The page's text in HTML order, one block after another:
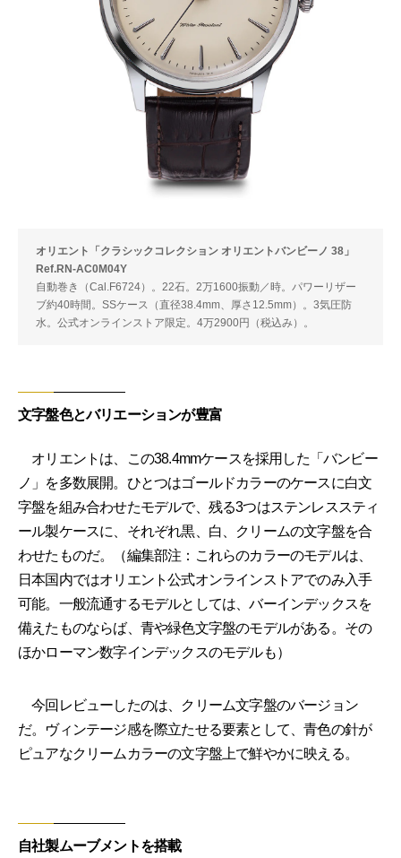
オリエント「クラシックコレクション オリエントバンビーノ 38」
Ref.RN-AC0M04Y
自動巻き（Cal.F6724）。22石。2万1600振動／時。パワーリザー
ブ約40時間。SSケース（直径38.4mm、厚さ12.5mm）。3気圧防
水。公式オンラインストア限定。4万2900円（税込み）。
文字盤色とバリエーションが豊富
オリエントは、この38.4mmケースを採用した「バンビー
ノ」を多数展開。ひとつはゴールドカラーのケースに白文
字盤を組み合わせたモデルで、残る3つはステンレススティ
ール製ケースに、それぞれ黒、白、クリームの文字盤を合
わせたものだ。（編集部注：これらのカラーのモデルは、
日本国内ではオリエント公式オンラインストアでのみ入手
可能。一般流通するモデルとしては、バーインデックスを
備えたものならば、青や緑色文字盤のモデルがある。その
ほかローマン数字インデックスのモデルも）
今回レビューしたのは、クリーム文字盤のバージョン
だ。ヴィンテージ感を際立たせる要素として、青色の針が
ピュアなクリームカラーの文字盤上で鮮やかに映える。
自社製ムーブメントを搭載